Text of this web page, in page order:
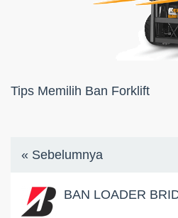
Tips Memilih Ban Forklift
« Sebelumnya
BAN LOADER